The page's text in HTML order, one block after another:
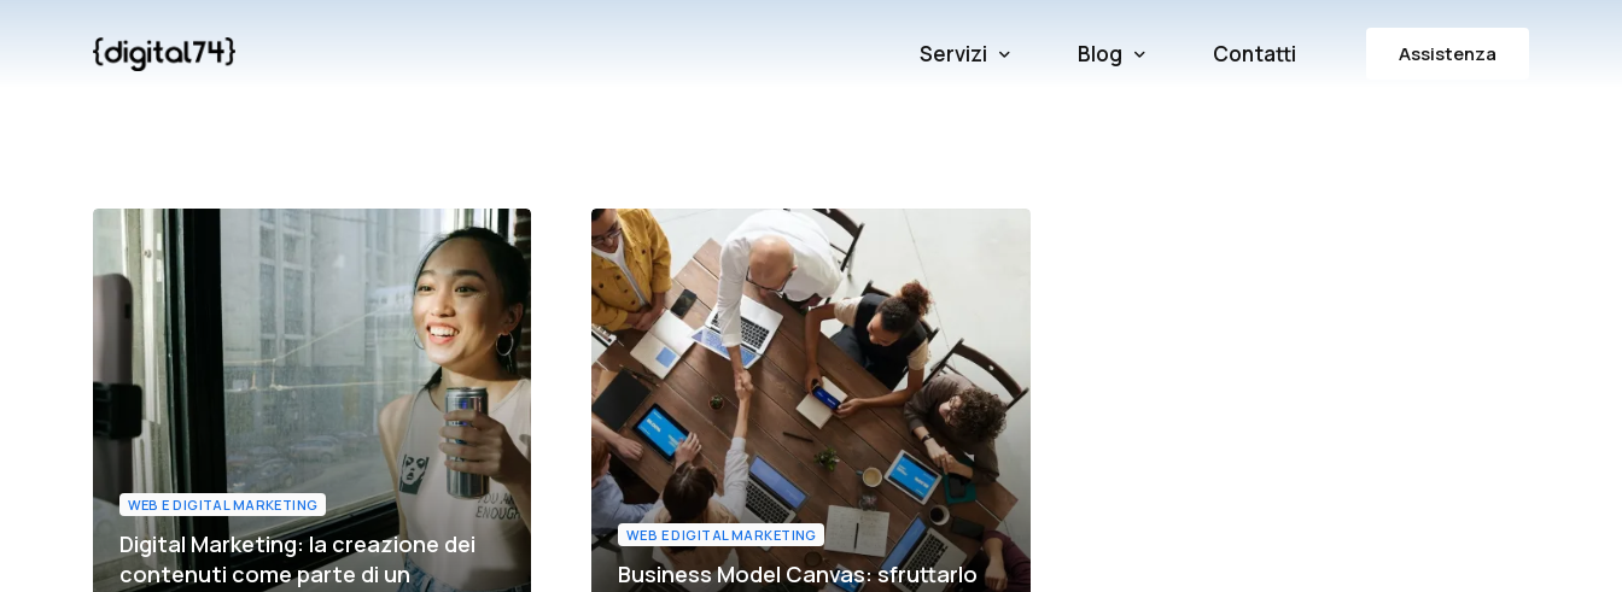
Servizi
Cybersecurity
Siti web
Blog Contatti Assistenza
WEB E DIGITAL MARKETING
Digital Marketing: la creazione dei
contenuti come parte di un
WEB E DIGITAL MARKETING
Business Model Canvas: sfruttarlo